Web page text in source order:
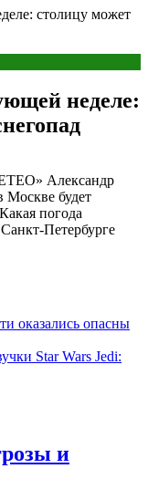
столицу может
неделе:
Александр
Москве будет
погода
Петербурге
оказались опасны
Star Wars Jedi:
и